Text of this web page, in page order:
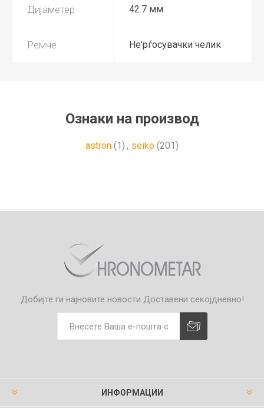
Дијаметер 42.7 мм
Ремче Не'рѓосувачки челик
Ознаки на производ
astron (1) , seiko (201)
Добијте ги најновите новости Доставени секојдневно!
ИНФОРМАЦИИ